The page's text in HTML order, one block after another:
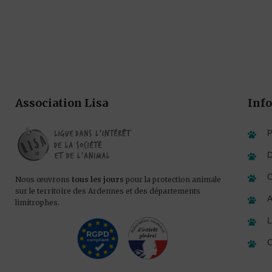
Association Lisa
Nous œuvrons tous les jours pour la protection animale
sur le territoire des Ardennes et des départements
limitrophes.